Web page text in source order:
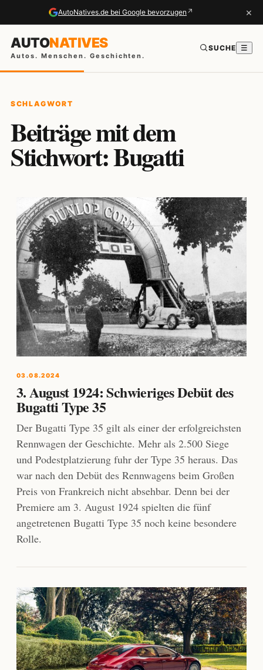
AutoNatives.de bei Google bevorzugen ↗ ×
AUTONATIVES
Autos. Menschen. Geschichten.
SUCHE ☰
SCHLAGWORT
Beiträge mit dem
Stichwort: Bugatti
03.08.2024
3. August 1924: Schwieriges Debüt des
Bugatti Type 35
Der Bugatti Type 35 gilt als einer der erfolgreichsten
Rennwagen der Geschichte. Mehr als 2.500 Siege
und Podestplatzierung fuhr der Type 35 heraus. Das
war nach den Debüt des Rennwagens beim Großen
Preis von Frankreich nicht absehbar. Denn bei der
Premiere am 3. August 1924 spielten die fünf
angetretenen Bugatti Type 35 noch keine besondere
Rolle.